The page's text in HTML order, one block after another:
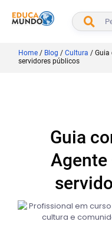
Home / Blog / Cultura / Guia
servidores públicos
Guia
Agente